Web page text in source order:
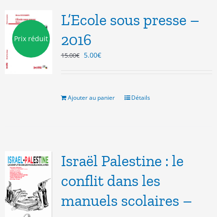
Prix réduit
L’Ecole sous presse –
2016
15.00€ Le
15.00€.
5.00€Le
5.00€.
Ajouter au panier Détails
Israël Palestine : le
conflit dans les
manuels scolaires –